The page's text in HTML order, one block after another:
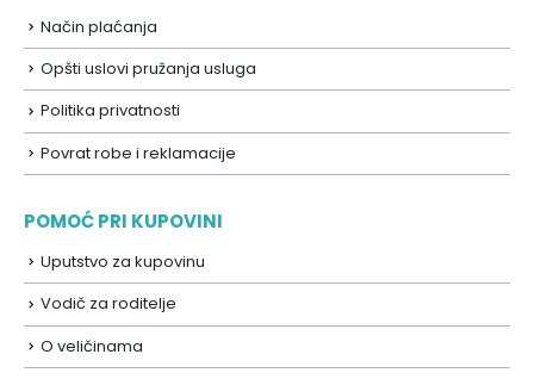
Način plaćanja
Opšti uslovi pružanja usluga
Politika privatnosti
Povrat robe i reklamacije
POMOĆ PRI KUPOVINI
Uputstvo za kupovinu
Vodič za roditelje
O veličinama